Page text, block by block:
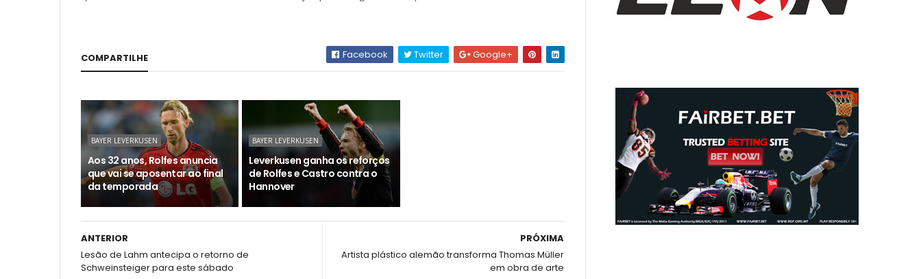
COMPARTILHE Facebook Twitter Google+
BAYER LEVERKUSEN
Aos 32 anos, Rolfes anuncia
que vai se aposentar ao final
da temporada
BAYER LEVERKUSEN
Leverkusen ganha os reforços
de Rolfes e Castro contra o
Hannover
PRÓXIMA
Artista plástico alemão transforma Thomas Müller
em obra de arte
ANTERIOR
Lesão de Lahm antecipa o retorno de
Schweinsteiger para este sábado